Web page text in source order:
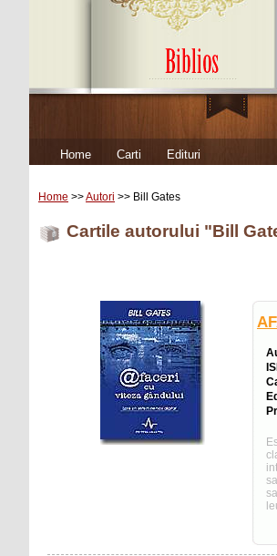
Home Carti Edituri
Home >>Autori >> Bill Gates
Cartile autorului "Bill